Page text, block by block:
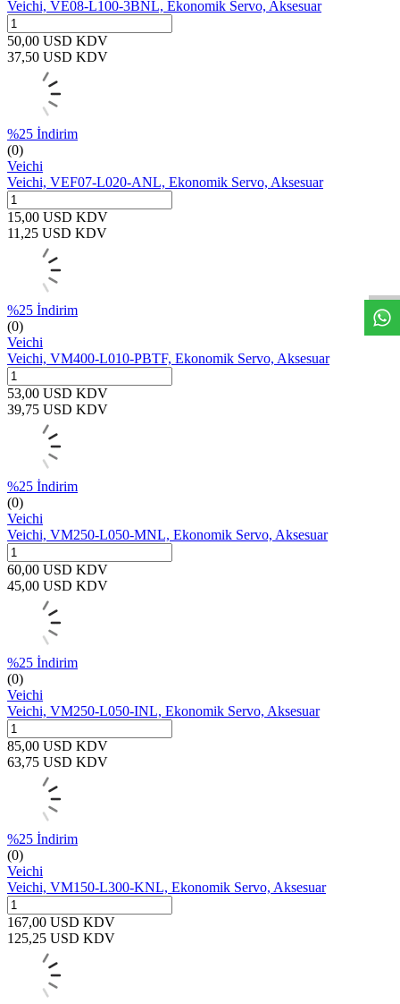
Veichi, VE08-L100-3BNL, Ekonomik Servo, Aksesuar
50,00 USD KDV
37,50 USD KDV
%25 İndirim
(0)
Veichi
Veichi, VEF07-L020-ANL, Ekonomik Servo, Aksesuar
15,00 USD KDV
11,25 USD KDV
%25 İndirim
(0)
Veichi
Veichi, VM400-L010-PBTF, Ekonomik Servo, Aksesuar
53,00 USD KDV
39,75 USD KDV
%25 İndirim
(0)
Veichi
Veichi, VM250-L050-MNL, Ekonomik Servo, Aksesuar
60,00 USD KDV
45,00 USD KDV
%25 İndirim
(0)
Veichi
Veichi, VM250-L050-INL, Ekonomik Servo, Aksesuar
85,00 USD KDV
63,75 USD KDV
%25 İndirim
(0)
Veichi
Veichi, VM150-L300-KNL, Ekonomik Servo, Aksesuar
167,00 USD KDV
125,25 USD KDV